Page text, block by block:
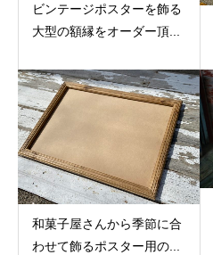
ビンテージポスターを飾る
大型の額縁をオーダー頂...
和菓子屋さんから季節に合
わせて飾るポスター用の...